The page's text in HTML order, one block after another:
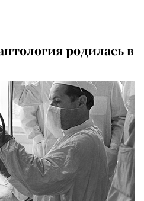
родилась в